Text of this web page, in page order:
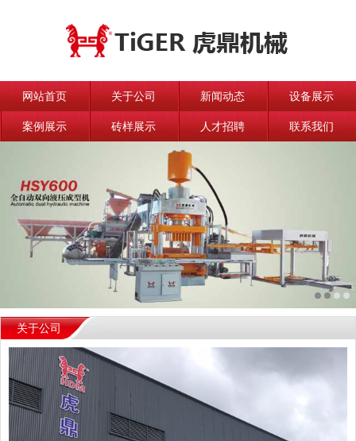
网站首页 关于公司 新闻动态 设备展示
案例展示 砖样展示 人才招聘 联系我们
关于公司